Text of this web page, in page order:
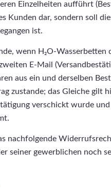
Einzelheiten aufführt
Kunden dar, sondern soll
ist.
wenn H₂O-
E-Mail
aus ein und derselben
zustande; das Gleiche gilt
verschickt wurde
nachfolgende
seiner gewerblichen noch